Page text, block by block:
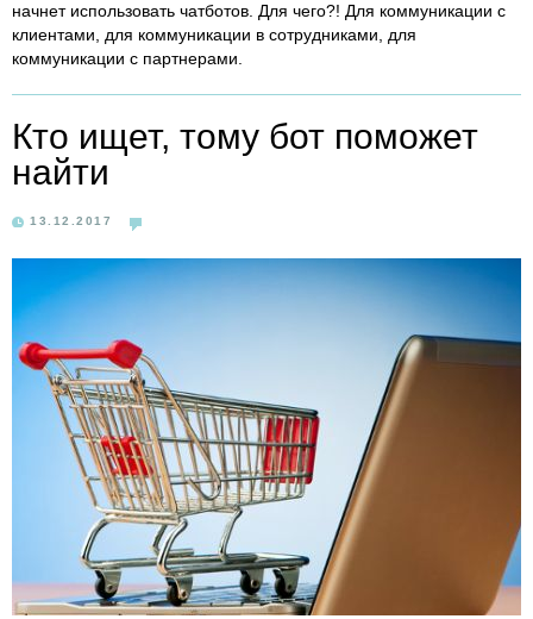
начнет использовать чатботов. Для чего?! Для коммуникации с
клиентами, для коммуникации в сотрудниками, для
коммуникации с партнерами.
Кто ищет, тому бот поможет
найти
13.12.2017